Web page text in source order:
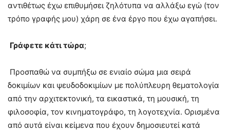
αντιθέτως έχω επιθυμήσει ζηλότυπα να αλλάξω εγώ (τον
τρόπο γραφής μου) χάρη σε ένα έργο που έχω αγαπήσει.
Γράφετε κάτι τώρα;
Προσπαθώ να συμπήξω σε ενιαίο σώμα μια σειρά
δοκιμίων και ψευδοδοκιμίων με πολύπλευρη θεματολογία
από την αρχιτεκτονική, τα εικαστικά, τη μουσική, τη
φιλοσοφία, τον κινηματογράφο, τη λογοτεχνία. Ορισμένα
από αυτά είναι κείμενα που έχουν δημοσιευτεί κατά